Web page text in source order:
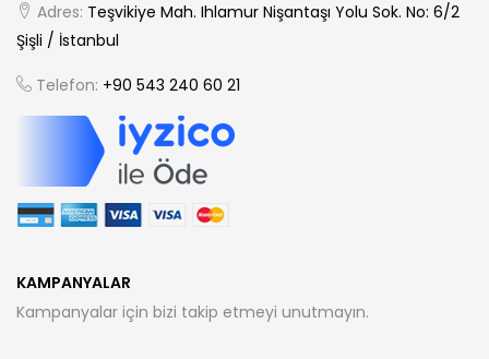
Adres: Teşvikiye Mah. Ihlamur Nişantaşı Yolu Sok. No: 6/2
Şişli / İstanbul
Telefon: +90 543 240 60 21
KAMPANYALAR
Kampanyalar için bizi takip etmeyi unutmayın.